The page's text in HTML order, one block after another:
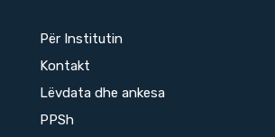
Për Institutin
Kontakt
Lëvdata dhe ankesa
PPSh